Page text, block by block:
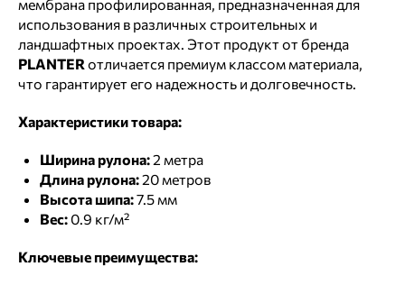
мембрана профилированная, предназначенная для
использования в различных строительных и
ландшафтных проектах. Этот продукт от бренда
PLANTERотличается премиум классом материала,
что гарантирует его надежность и долговечность.
Характеристики товара:
Ширина рулона:2 метра
Длина рулона:20 метров
Высота шипа:7.5 мм
Вес:0.9 кг/м²
Ключевые преимущества: